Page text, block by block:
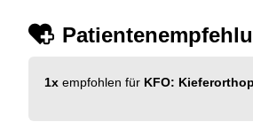
1x empfohlen für KFO: